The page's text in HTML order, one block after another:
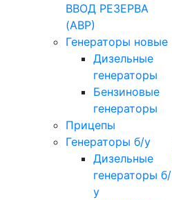
ВВОД РЕЗЕРВА
(АВР)
Генераторы новые
Дизельные
генераторы
Бензиновые
генераторы
Прицепы
Генераторы б/у
Дизельные
генераторы б/
у